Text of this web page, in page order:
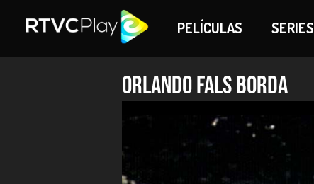
PELÍCULAS SERIES
Orlando Fals Borda